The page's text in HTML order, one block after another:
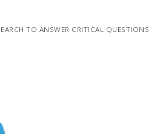
TO ANSWER CRITICAL QUESTIONS